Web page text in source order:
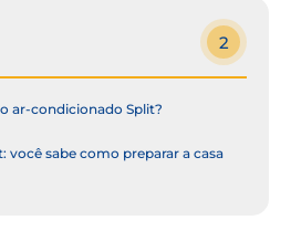
2
ar-condicionado Split?
você sabe como preparar a casa